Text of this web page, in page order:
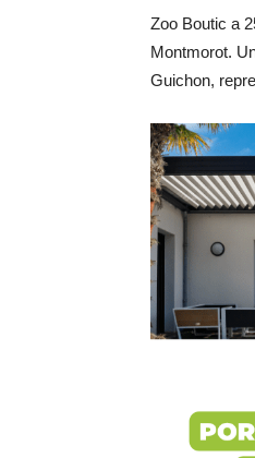
Zoo Boutic a
Montmorot.
Guichon,